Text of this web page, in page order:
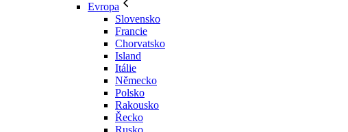
Evropa
Slovensko
Francie
Chorvatsko
Island
Itálie
Německo
Polsko
Rakousko
Řecko
Rusko